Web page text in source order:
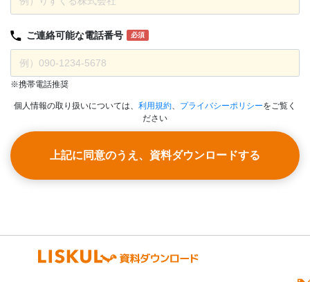
ご連絡可能な電話番号 必須
※携帯電話推奨
個人情報の取り扱いについては、 利用規約、 プライバシーポリシーをご覧く
ださい
上記に同意のうえ、資料ダウンロードする